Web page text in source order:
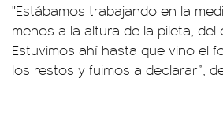
"Estábamos trabajando en la
menos a la altura de la pileta, del
Estuvimos ahí hasta que vino el
los restos y fuimos a declarar”,